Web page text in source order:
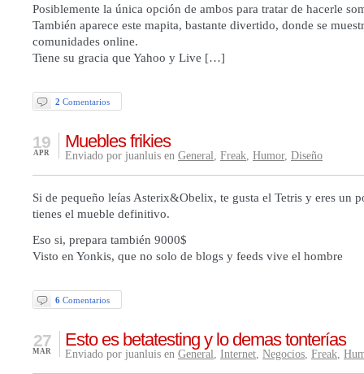
Posiblemente la única opción de ambos para tratar de hacerle
También aparece este mapita, bastante divertido, donde se
comunidades online.
Tiene su gracia que Yahoo y Live […]
2 Comentarios
Muebles frikies
19
APR Enviado por juanluis en General, Freak, Humor, Diseño
Si de pequeño leías Asterix&Obelix, te gusta el Tetris y eres un
tienes el mueble definitivo.
Eso si, prepara también 9000$
Visto en Yonkis, que no solo de blogs y feeds vive el hombre
6 Comentarios
Esto es betatesting y lo demas tonterías
27
MAR Enviado por juanluis en General, Internet, Negocios, Freak,